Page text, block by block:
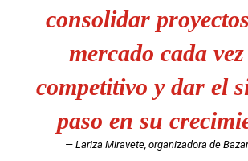
consolidar
mercado cada
competitivo y dar el
paso en su
— Lariza Miravete, organizadora de